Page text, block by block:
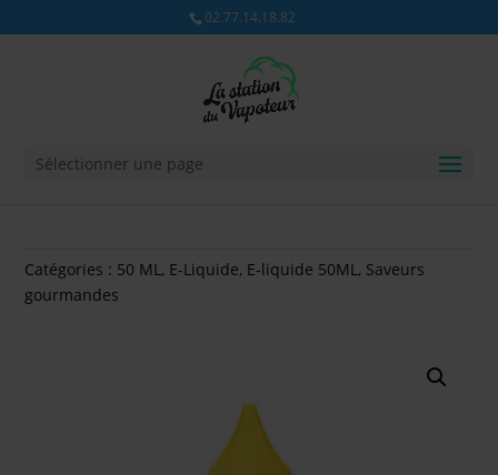
02.77.14.18.82
Sélectionner une page
Catégories : 50 ML, E-Liquide, E-liquide 50ML, Saveurs
gourmandes